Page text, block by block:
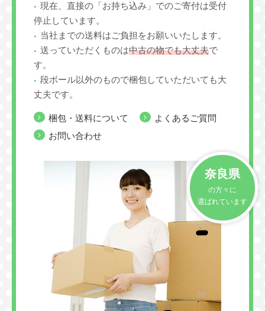
現在、直接の「お持ち込み」でのご寄付は受付
停止しています。
当社までの送料はご負担をお願いいたします。
送っていただくものは中古の物でも大丈夫で
す。
段ボール以外のもので梱包していただいても大
丈夫です。
梱包・送料について
よくあるご質問
お問い合わせ
奈良県
の方々に
選ばれています